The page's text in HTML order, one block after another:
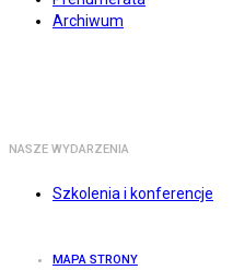
Archiwum
NASZE WYDARZENIA
Szkolenia i konferencje
MAPA STRONY